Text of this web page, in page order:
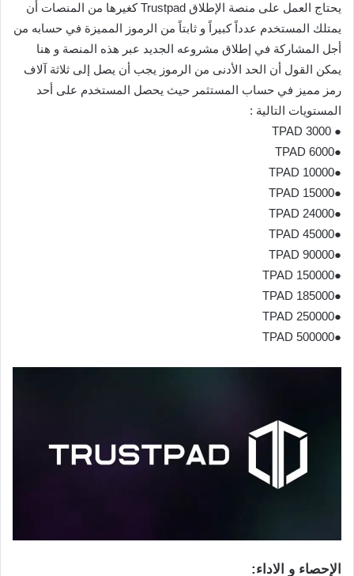
يحتاج العمل على منصة الإطلاق Trustpad كغيرها من المنصات أن
يمتلك المستخدم عدداً كبيراً و ثابتاً من الرموز المميزة في حسابه من
أجل المشاركة في إطلاق مشروعه الجديد عبر هذه المنصة و هنا
يمكن القول أن الحد الأدنى من الرموز يجب أن يصل إلى ثلاثة آلاف
رمز مميز في حساب المستثمر حيث يحصل المستخدم على أحد
المستويات التالية :
● 3000 TPAD
●6000 TPAD
●10000 TPAD
●15000 TPAD
●24000 TPAD
●45000 TPAD
●90000 TPAD
●150000 TPAD
●185000 TPAD
●250000 TPAD
●500000 TPAD
الإحصاء و الاداء: